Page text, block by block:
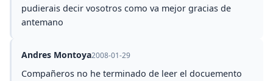
pudierais decir vosotros como va mejor gracias de
antemano
Andres Montoya2008-01-29
Compañeros no he terminado de leer el docuemento